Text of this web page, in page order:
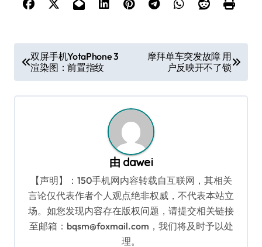
章
导
双屏手机YotaPhone 3
渲染图：前置指纹
摩拜单车突发故障 用
户反映开不了锁
由 dawei
【声明】：150手机网内容转载自互联网，其相关
言论仅代表作者个人观点绝非权威，不代表本站立
场。如您发现内容存在版权问题，请提交相关链接
至邮箱：bqsm@foxmail.com，我们将及时予以处
理。